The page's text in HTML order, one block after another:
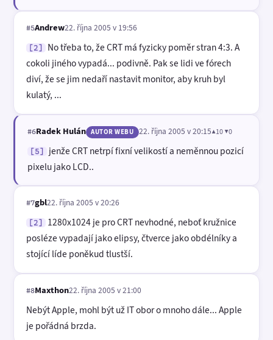
#5Andrew22. října 2005 v 19:56
[2]
No třeba to, že CRT má fyzicky poměr stran 4:3. A
cokoli jiného vypadá... podivně. Pak se lidi ve fórech
diví, že se jim nedaří nastavit monitor, aby kruh byl
kulatý, ...
#6Radek Hulán AUTOR WEBU 22. října 2005 v 20:15▲10 ▼0
[5]
jenže CRT netrpí fixní velikostí a neměnnou pozicí
pixelu jako LCD..
#7gbl22. října 2005 v 20:26
[2]
1280x1024 je pro CRT nevhodné, neboť kružnice
posléze vypadají jako elipsy, čtverce jako obdélníky a
stojící líde poněkud tlustší.
#8Maxthon22. října 2005 v 21:00
Nebýt Apple, mohl být už IT obor o mnoho dále... Apple
je pořádná brzda.